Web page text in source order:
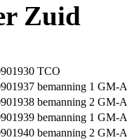
Zuid
TCO
bemanning 1 GM-
bemanning 2 GM-
bemanning 1 GM-
bemanning 2 GM-